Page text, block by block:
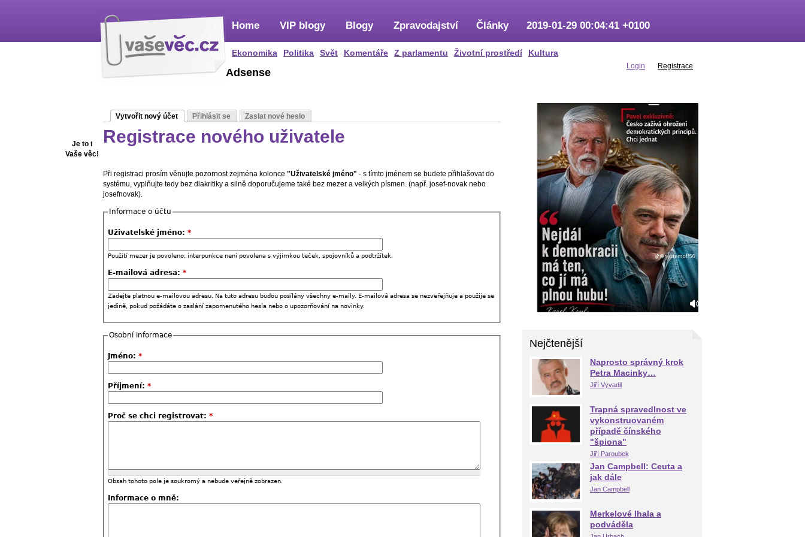
Home
Ekonomika Politika Svět Komentáře Z parlamentu Životní prostředí Kultura
VIP blogy Blogy Zpravodajství Články 2019-01-29 00:04:41 +0100
Login Registrace
Je to i
Vaše věc!
Adsense
Vytvořit nový účet Přihlásit se Zaslat nové heslo
Registrace nového uživatele
Při registraci prosím věnujte pozornost zejména kolonce "Uživatelské jméno" - s tímto jménem se budete přihlašovat do
systému, vyplňujte tedy bez diakritiky a silně doporučujeme také bez mezer a velkých písmen. (např. josef-novak nebo
josefnovak).
Informace o účtu
Uživatelské jméno: *
Použití mezer je povoleno; interpunkce není povolena s výjimkou teček, spojovníků a podtržítek.
E-mailová adresa: *
Zadejte platnou e-mailovou adresu. Na tuto adresu budou posílány všechny e-maily. E-mailová adresa se nezveřejňuje a použije se
jedině, pokud požádáte o zaslání zapomenutého hesla nebo o upozorňování na novinky.
Osobní informace
Jméno: *
Příjmení: *
Proč se chci registrovat: *
Obsah tohoto pole je soukromý a nebude veřejně zobrazen.
Informace o mně:
Nejčtenější
Naprosto správný krok
Petra Macinky…
Jiří Vyvadil
Trapná spravedlnost ve
vykonstruovaném
případě čínského
"špiona"
Jiří Paroubek
Jan Campbell: Ceuta a
jak dále
Jan Campbell
Merkelové lhala a
podváděla